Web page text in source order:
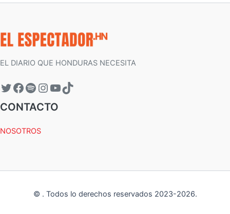
EL DIARIO QUE HONDURAS NECESITA
CONTACTO
NOSOTROS
© . Todos lo derechos reservados 2023-2026.